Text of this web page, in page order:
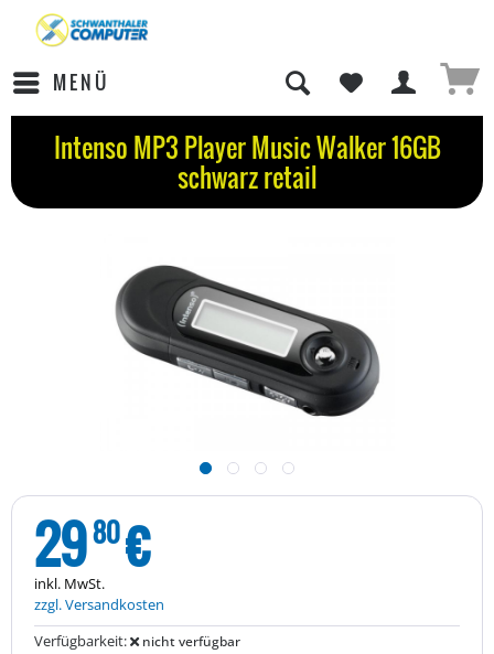
MENÜ
Intenso MP3 Player Music Walker 16GB
schwarz retail
2980€
inkl. MwSt.
zzgl. Versandkosten
Verfügbarkeit:
nicht verfügbar